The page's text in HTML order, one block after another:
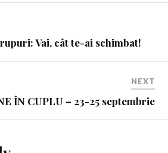
Vai, cât te-ai schimbat!
NEXT
ÎN CUPLU – 23-25 septembrie